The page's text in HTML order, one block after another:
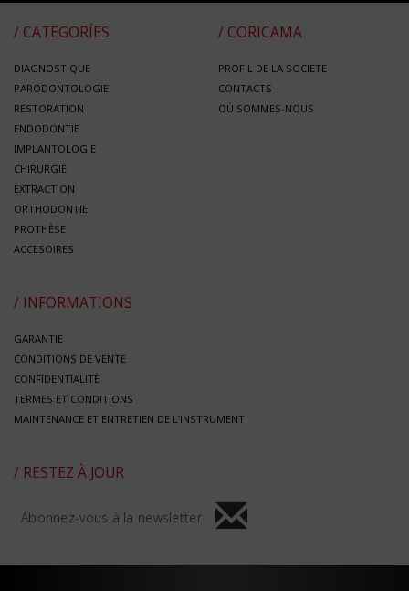
/ CATEGORÍES
DIAGNOSTIQUE
PARODONTOLOGIE
RESTORATION
ENDODONTIE
IMPLANTOLOGIE
CHIRURGIE
EXTRACTION
ORTHODONTIE
PROTHÈSE
ACCESOIRES
/ CORICAMA
PROFIL DE LA SOCIETE
CONTACTS
OÙ SOMMES-NOUS
/ INFORMATIONS
GARANTIE
CONDITIONS DE VENTE
CONFIDENTIALITÈ
TERMES ET CONDITIONS
MAINTENANCE ET ENTRETIEN DE L’INSTRUMENT
/ RESTEZ À JOUR
Abonnez-vous à la newsletter